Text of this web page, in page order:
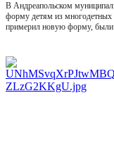
В Андреапольском
форму детям из
примерил новую форму, были